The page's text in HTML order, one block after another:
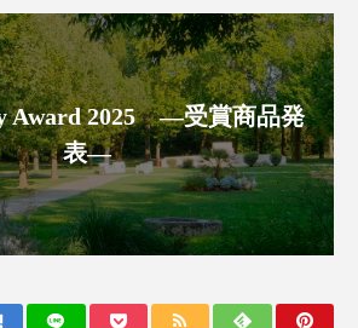
Award 2025 ―受賞商品発
表―